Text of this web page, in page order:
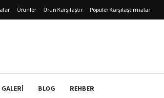
Ürünler Ürün Karşılaştır Popüler Karşılaştırmalar
BLOG REHBER